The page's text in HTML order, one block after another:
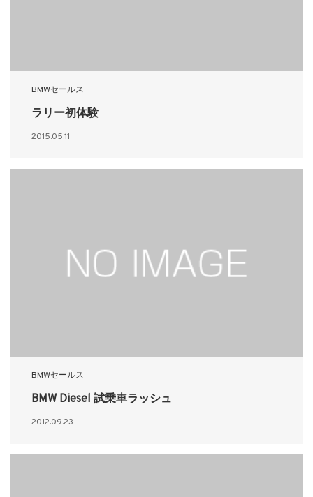
BMWセールス
ラリー初体験
2015.05.11
BMWセールス
BMW Diesel 試乗車ラッシュ
2012.09.23